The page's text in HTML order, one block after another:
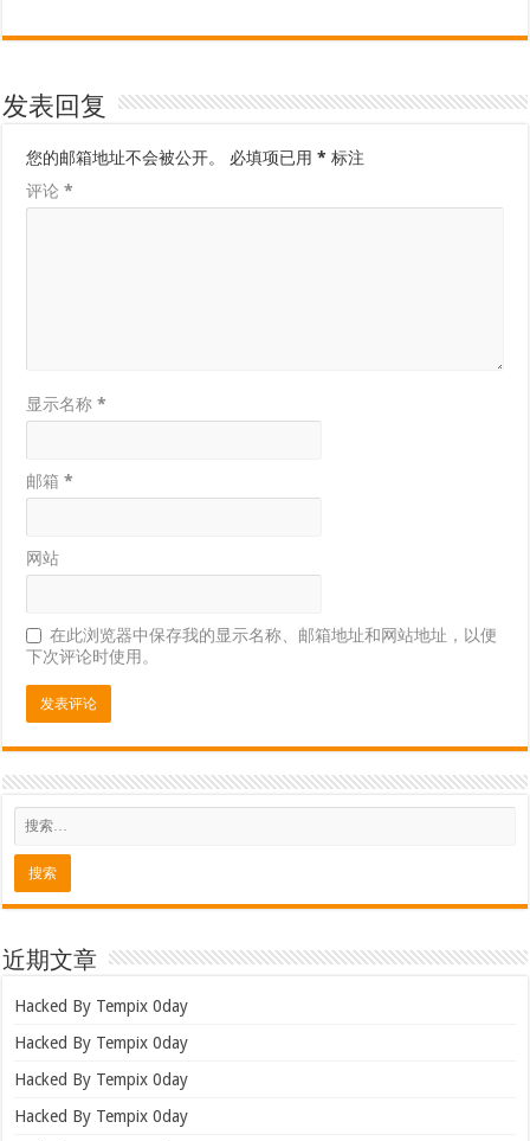
发表回复
您的邮箱地址不会被公开。 必填项已用* 标注
评论*
显示名称*
邮箱*
网站
在此浏览器中保存我的显示名称、邮箱地址和网站地址，以便
下次评论时使用。
近期文章
Hacked By Tempix 0day
Hacked By Tempix 0day
Hacked By Tempix 0day
Hacked By Tempix 0day